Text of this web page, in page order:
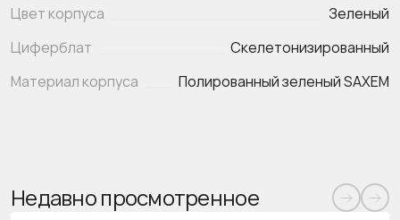
Цвет корпуса
Зеленый
Циферблат
Скелетонизированный
Материал корпуса
Полированный зеленый SAXEM
Недавно просмотренное